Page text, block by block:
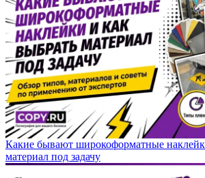
Какие бывают широкоформатные
материал под задачу